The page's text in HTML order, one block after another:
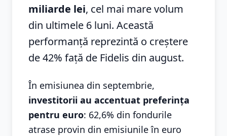
miliarde lei, cel mai mare volum
din ultimele 6 luni. Această
performanță reprezintă o creștere
de 42% față de Fidelis din august.
În emisiunea din septembrie,
investitorii au accentuat preferința
pentru euro: 62,6% din fondurile
atrase provin din emisiunile în euro